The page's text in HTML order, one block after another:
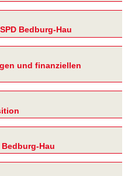
Bedburg-Hau
und finanziellen
Hau